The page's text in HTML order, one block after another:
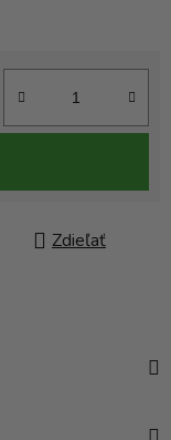
Zdieľať